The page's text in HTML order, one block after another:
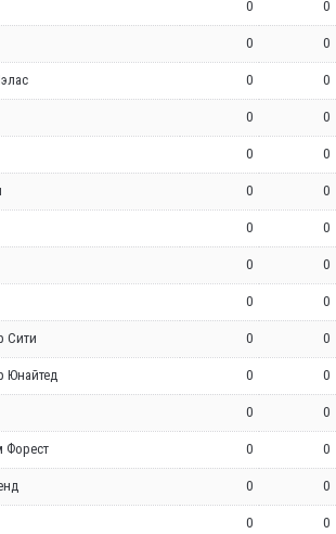
0 0
0 0
0 0
0 0
0 0
0 0
0 0
0 0
0 0
Сити 0 0
Юнайтед 0 0
0 0
Форест 0 0
0 0
0 0